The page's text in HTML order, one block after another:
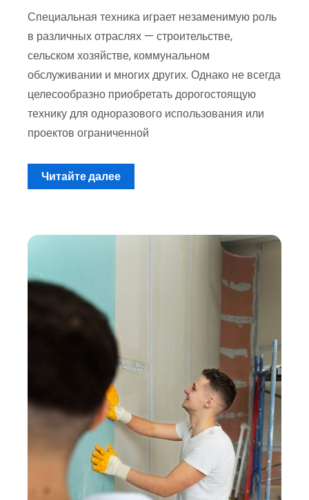
Специальная техника играет незаменимую роль
в различных отраслях — строительстве,
сельском хозяйстве, коммунальном
обслуживании и многих других. Однако не всегда
целесообразно приобретать дорогостоящую
технику для одноразового использования или
проектов ограниченной
Читайте далее